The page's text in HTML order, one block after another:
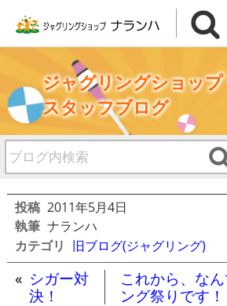
ジャグリングショッ
スタッフブログ
投稿 2011年5月4日
執筆 ナランハ
カテゴリ 旧ブログ(ジャグリング)
« シガー対
決！
これから、な
ング祭りです！